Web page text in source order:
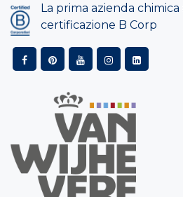
La prima azienda
certificazione B Corp